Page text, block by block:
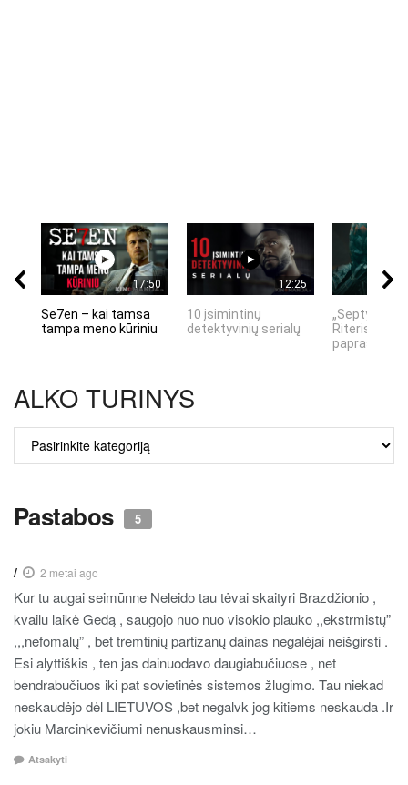
17:50
Se7en – kai tamsa
tampa meno kūriniu
12:25
10 įsimintinų
detektyvinių serialų
„Septynių
Riteris" – kai
ALKO TURINYS
ALKO
TURINYS
Pastabos 5
/ 2 metai ago
Kur tu augai seimūnne Neleido tau tėvai skaityri Brazdžionio ,
kvailu laikė Gedą , saugojo nuo nuo visokio plauko ,,ekstrmistų”
,,,nefomalų” , bet tremtinių partizanų dainas negalėjai neišgirsti .
Esi alyttiškis , ten jas dainuodavo daugiabučiuose , net
bendrabučiuos iki pat sovietinės sistemos žlugimo. Tau niekad
neskaudėjo dėl LIETUVOS ,bet negalvk jog kitiems neskauda .Ir
jokiu Marcinkevičiumi nenuskausminsi…
Atsakyti